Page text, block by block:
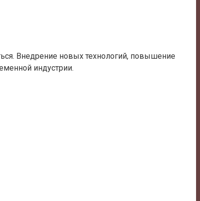
Внедрение новых технологий, повышение
индустрии.